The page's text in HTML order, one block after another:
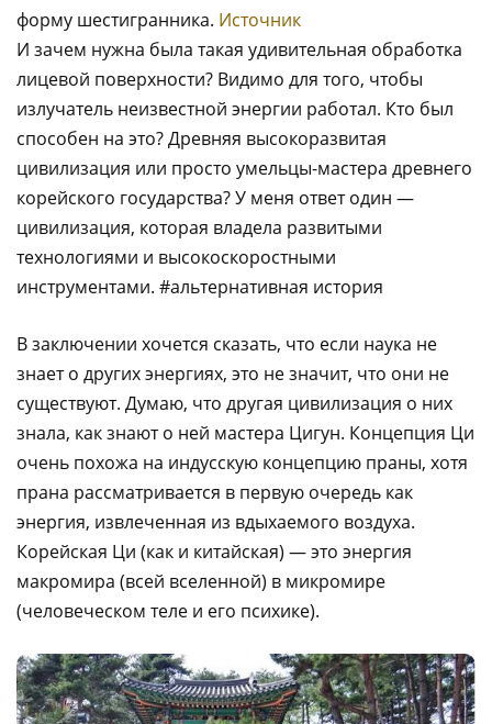
форму шестигранника. Источник
И зачем нужна была такая удивительная обработка
лицевой поверхности? Видимо для того, чтобы
излучатель неизвестной энергии работал. Кто был
способен на это? Древняя высокоразвитая
цивилизация или просто умельцы-мастера древнего
корейского государства? У меня ответ один —
цивилизация, которая владела развитыми
технологиями и высокоскоростными
инструментами. #альтернативная история
В заключении хочется сказать, что если наука не
знает о других энергиях, это не значит, что они не
существуют. Думаю, что другая цивилизация о них
знала, как знают о ней мастера Цигун. Концепция Ци
очень похожа на индусскую концепцию праны, хотя
прана рассматривается в первую очередь как
энергия, извлеченная из вдыхаемого воздуха.
Корейская Ци (как и китайская) — это энергия
макромира (всей вселенной) в микромире
(человеческом теле и его психике).